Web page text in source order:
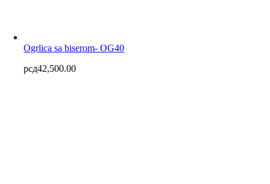
Ogrlica sa biserom- OG40
рсд42,500.00